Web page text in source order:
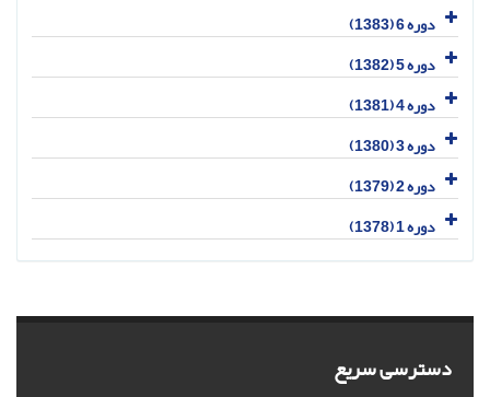
دوره 6 (1383)
دوره 5 (1382)
دوره 4 (1381)
دوره 3 (1380)
دوره 2 (1379)
دوره 1 (1378)
دسترسی سریع